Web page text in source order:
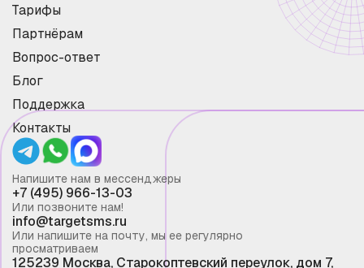
Тарифы
Партнёрам
Вопрос-ответ
Блог
Поддержка
Контакты
Напишите нам в мессенджеры
+7 (495) 966-13-03
Или позвоните нам!
info@targetsms.ru
Или напишите на почту, мы ее регулярно
просматриваем
125239 Москва, Старокоптевский переулок, дом 7,